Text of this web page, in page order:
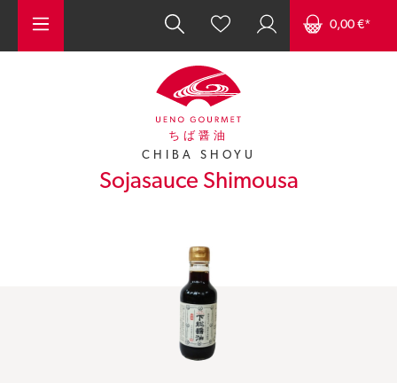
0,00 €*
ちば醤油
CHIBA SHOYU
Sojasauce Shimousa